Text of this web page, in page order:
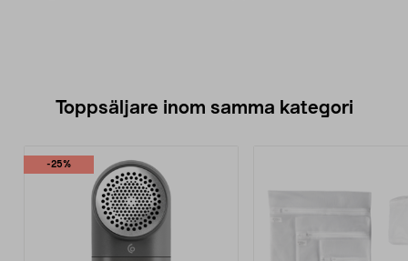
Toppsäljare inom samma kategori
-25%